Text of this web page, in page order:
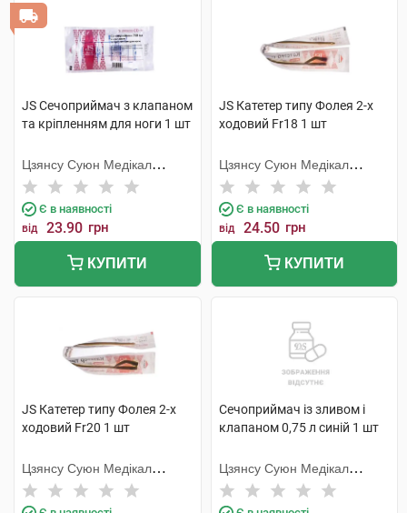
JS Сечоприймач з клапаном
та кріпленням для ноги 1 шт
Цзянсу Суюн Медікал
Метіріалс
Є в наявності
від 23.90 грн
КУПИТИ
JS Катетер типу Фолея 2-х
ходовий Fr18 1 шт
Цзянсу Суюн Медікал
Метіріалс
Є в наявності
від 24.50 грн
КУПИТИ
JS Катетер типу Фолея 2-х
ходовий Fr20 1 шт
Цзянсу Суюн Медікал
Метіріалс
Сечоприймач із зливом і
клапаном 0,75 л синій 1 шт
Цзянсу Суюн Медікал
Метіріалс